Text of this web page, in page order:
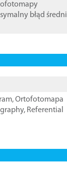
błąd średni
,Ortofotomapa
, Referential